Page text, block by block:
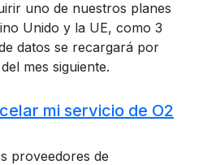
uno de nuestros planes
Unido y la UE, como 3
datos se recargará por
mes siguiente.
mi servicio de O2
proveedores de